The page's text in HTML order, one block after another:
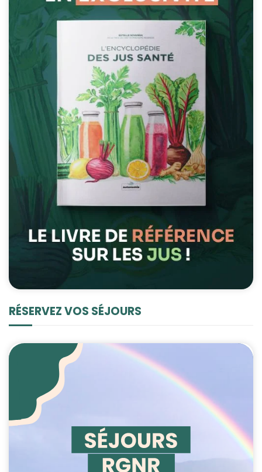
RÉSERVEZ VOS SÉJOURS